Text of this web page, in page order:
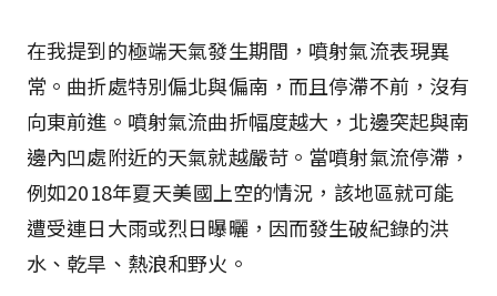
在我提到的極端天氣發生期間，噴射氣流表現異
常。曲折處特別偏北與偏南，而且停滯不前，沒有
向東前進。噴射氣流曲折幅度越大，北邊突起與南
邊內凹處附近的天氣就越嚴苛。當噴射氣流停滯，
例如2018年夏天美國上空的情況，該地區就可能
遭受連日大雨或烈日曝曬，因而發生破紀錄的洪
水、乾旱、熱浪和野火。